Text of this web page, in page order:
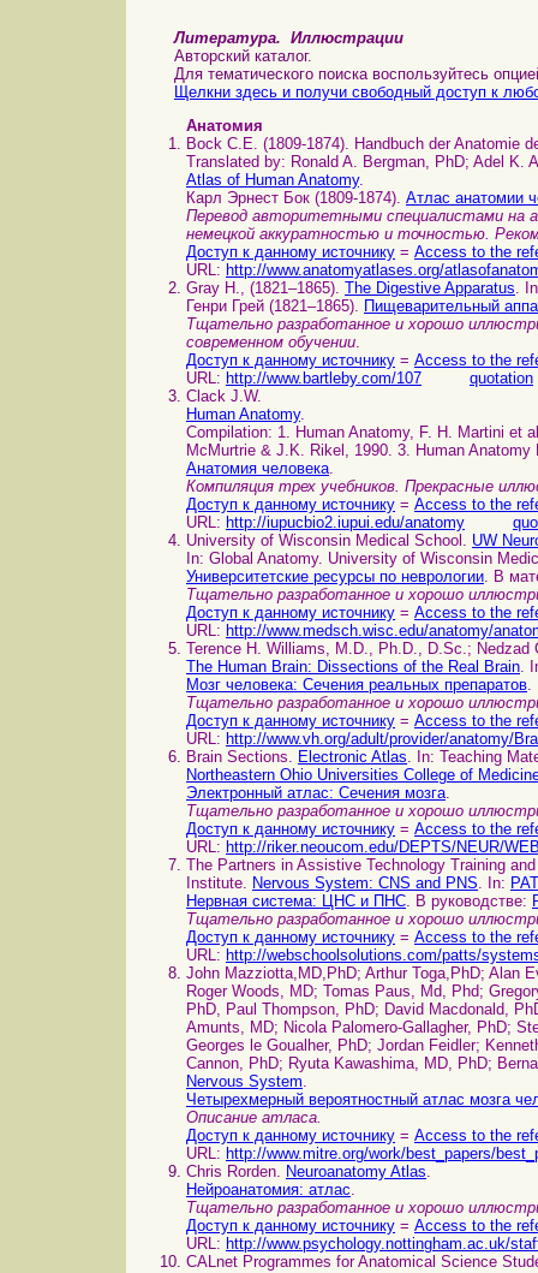
Литература. Иллюстрации
Авторский каталог.
Для тематического поиска воспользуйтесь
Щелкни здесь и получи свободный доступ к
Анатомия
Bock C.E. (1809-1874). Handbuch der Anatomie
Translated by: Ronald A. Bergman, PhD; Adel
Atlas of Human Anatomy.
Карл Эрнест Бок (1809-1874). Атлас анатомии
Перевод авторитетными специалистами на
немецкой аккуратностью и точностью.
Доступ к данному источнику = Access to the
URL: http://www.anatomyatlases.org/
Gray H., (1821–1865). The Digestive Apparatus.
Генри Грей (1821–1865). Пищеварительный
Тщательно разработанное и хорошо
современном обучении.
Доступ к данному источнику = Access to the
URL: http://www.bartleby.com/107
quotation
Clack J.W.
Human Anatomy.
Compilation: 1. Human Anatomy, F. H. Martini et
McMurtrie & J.K. Rikel, 1990. 3. Human
Анатомия человека.
Компиляция трех учебников. Прекрасные
Доступ к данному источнику = Access to the
URL: http://iupucbio2.iupui.edu/anatomy
University of Wisconsin Medical School. UW
In: Global Anatomy. University of Wisconsin
Университетские ресурсы по неврологии. В
Тщательно разработанное и хорошо
Доступ к данному источнику = Access to the
URL: http://www.medsch.wisc.edu/anatomy/
Terence H. Williams, M.D., Ph.D., D.Sc.;
The Human Brain: Dissections of the Real Brain.
Мозг человека: Сечения реальных препаратов.
Тщательно разработанное и хорошо
Доступ к данному источнику = Access to the
URL: http://www.vh.org/adult/provider/anatomy/
Brain Sections. Electronic Atlas. In: Teaching
Northeastern Ohio Universities College of
Электронный атлас: Сечения мозга.
Тщательно разработанное и хорошо
Доступ к данному источнику = Access to the
URL: http://riker.neoucom.edu/DEPTS/NEUR/
The Partners in Assistive Technology Training
Institute. Nervous System: CNS and PNS. In:
Нервная система: ЦНС и ПНС. В руководстве:
Тщательно разработанное и хорошо
Доступ к данному источнику = Access to the
URL: http://webschoolsolutions.com/patts/
John Mazziotta,MD,PhD; Arthur Toga,PhD; Alan
Roger Woods, MD; Tomas Paus, Md, Phd;
PhD, Paul Thompson, PhD; David Macdonald,
Amunts, MD; Nicola Palomero-Gallagher, PhD;
Georges le Goualher, PhD; Jordan Feidler;
Cannon, PhD; Ryuta Kawashima, MD, PhD;
Nervous System.
Четырехмерный вероятностный атлас мозга
Описание атласа.
Доступ к данному источнику = Access to the
URL: http://www.mitre.org/work/best_papers/
Chris Rorden. Neuroanatomy Atlas.
Нейроанатомия: атлас.
Тщательно разработанное и хорошо
Доступ к данному источнику = Access to the
URL: http://www.psychology.nottingham.ac.uk/
CALnet Programmes for Anatomical Science